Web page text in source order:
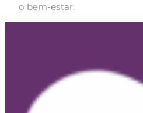
o bem-estar.